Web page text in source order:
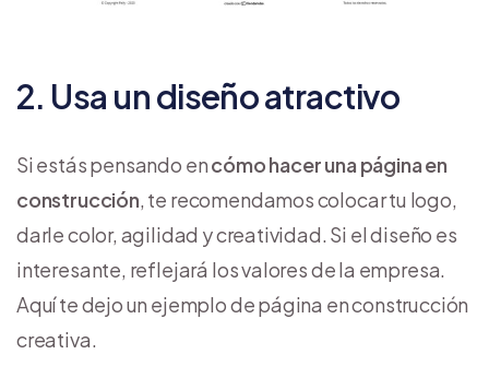
2. Usa un diseño atractivo
Si estás pensando encómo hacer una página en
construcción, te recomendamos colocar tu logo,
darle color, agilidad y creatividad. Si el diseño es
interesante, reflejará los valores de la empresa.
Aquí te dejo un ejemplo de página en construcción
creativa.